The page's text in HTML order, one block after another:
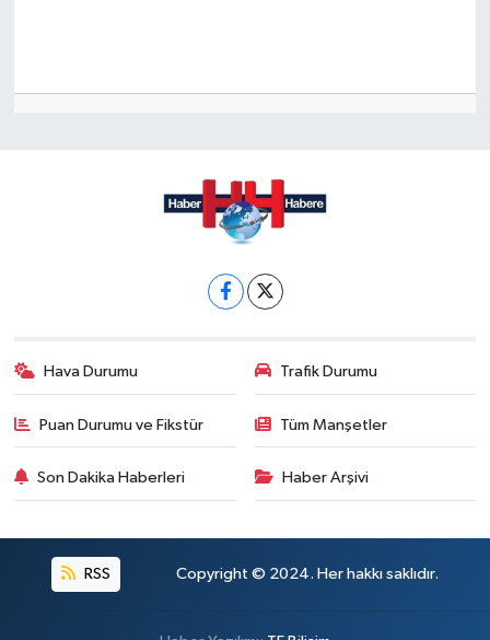
Hava Durumu Trafik Durumu
Puan Durumu ve Fikstür Tüm Manşetler
Son Dakika Haberleri Haber Arşivi
RSS Copyright © 2024. Her hakkı saklıdır.